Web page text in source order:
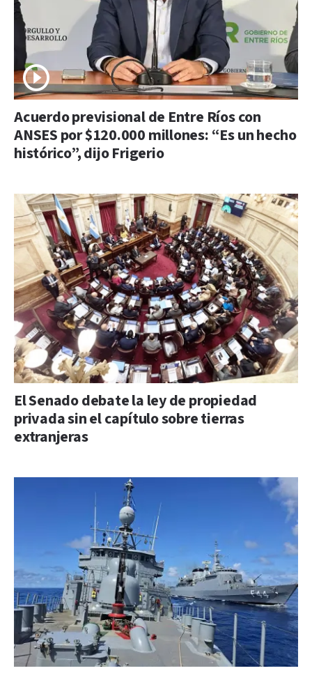
Acuerdo previsional de Entre Ríos con
ANSES por $120.000 millones: “Es un hecho
histórico”, dijo Frigerio
El Senado debate la ley de propiedad
privada sin el capítulo sobre tierras
extranjeras